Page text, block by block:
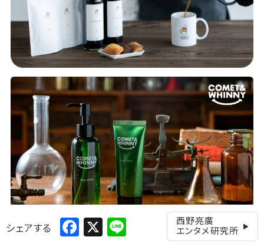
シェアする Facebook
X Line
西野亮廣
エンタメ研究所